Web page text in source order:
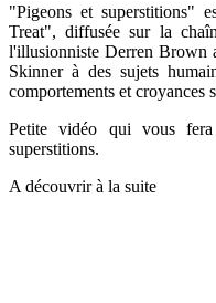
"Pigeons et superstitions"
Treat", diffusée sur la
l'illusionniste Derren Brown
Skinner à des sujets
comportements et croyances
Petite vidéo qui vous
superstitions.
A découvrir à la suite